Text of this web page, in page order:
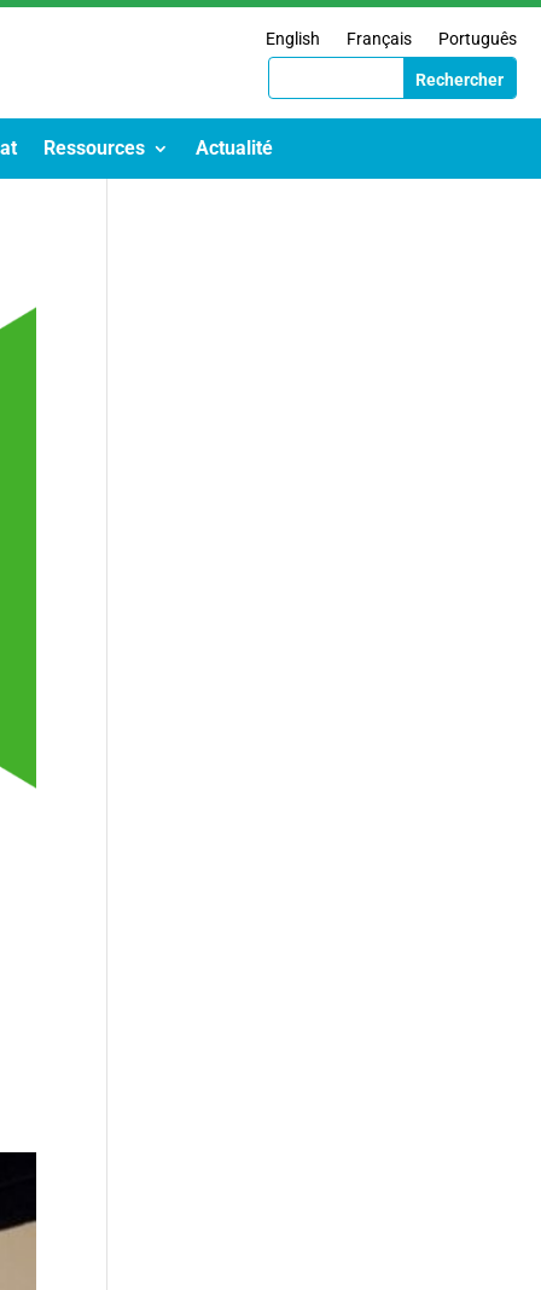
English Français Português
Ressources Actualité